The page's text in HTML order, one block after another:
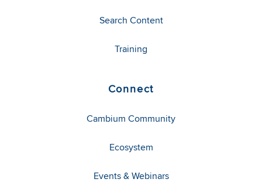
Search Content
Training
Connect
Cambium Community
Ecosystem
Events & Webinars